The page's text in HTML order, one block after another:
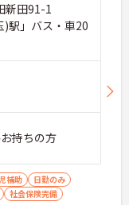
新田91-1
)駅」バス・車20
持ちの方
補助
日勤のみ
社会保険完備